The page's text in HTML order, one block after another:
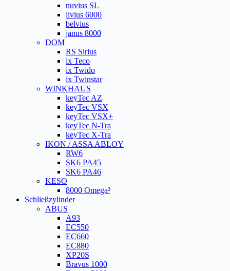
nuvius SL
livius 6000
belvius
janus 8000
DOM
RS Sirius
ix Teco
ix Twido
ix Twinstar
WINKHAUS
keyTec AZ
keyTec VSX
keyTec VSX+
keyTec N-Tra
keyTec X-Tra
IKON / ASSA ABLOY
RW6
SK6 PA45
SK6 PA46
KESO
8000 Omega²
Schließzylinder
ABUS
A93
EC550
EC660
EC880
XP20S
Bravus 1000